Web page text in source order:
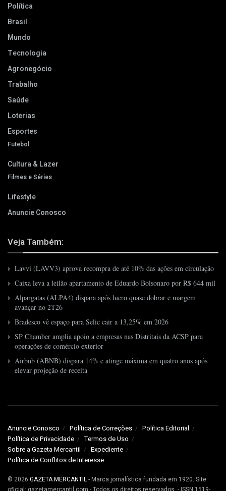
Política
Brasil
Mundo
Tecnologia
Agronegócio
Trabalho
Saúde
Loterias
Esportes
Futebol
Cultura & Lazer
Filmes e Séries
Lifestyle
Anuncie Conosco
Veja Também:
Lavvi (LAVV3) aprova recompra de até 10% das ações em circulação
Caixa leva a leilão apartamento de Eduardo Bolsonaro por R$ 644 mil
Alpargatas (ALPA4) dispara após lucro quase dobrar e margem
avançar no 2T26
Bradesco vê espaço para Selic cair a 13,25% em 2026
SP Chamber amplia apoio a empresas nas Distritais da ACSP para
operações de comércio exterior
Airbnb (ABNB) dispara 14% e atinge máxima em quatro anos após
elevar projeção de receita
Anuncie Conosco Política de Correções
Política Editorial
Política de Privacidade
Termos de Uso
Sobre a Gazeta Mercantil
Expediente
Política de Conflitos de Interesse
© 2026 GAZETA MERCANTIL- Marca jornalística fundada em 1920. Site